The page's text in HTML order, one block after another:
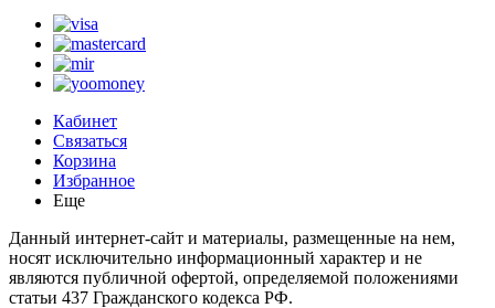
Кабинет
Связаться
Корзина
Избранное
Еще
Данный интернет-сайт и материалы, размещенные на нем,
носят исключительно информационный характер и не
являются публичной офертой, определяемой положениями
статьи 437 Гражданского кодекса РФ.